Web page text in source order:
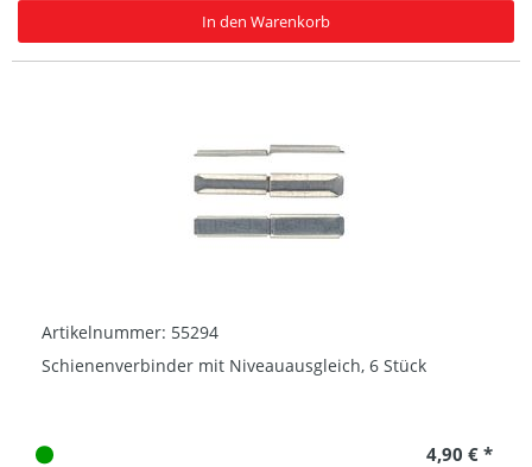
In den Warenkorb
Artikelnummer: 55294
Schienenverbinder mit Niveauausgleich, 6 Stück
4,90 € *